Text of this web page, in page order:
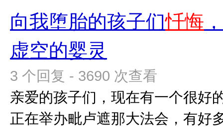
向我堕胎的孩子们忏悔
虚空的婴灵
3 个回复 - 3690 次查看
亲爱的孩子们，现在有一个很好
正在举办毗卢遮那大法会，有好